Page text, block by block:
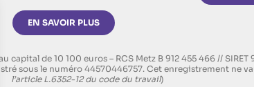
EN SAVOIR PLUS
de 10 100 euros – RCS Metz B 912 455 466 // SIRET
sous le numéro 44570446757. Cet enregistrement ne
l’article L.6352-12 du code du travail)